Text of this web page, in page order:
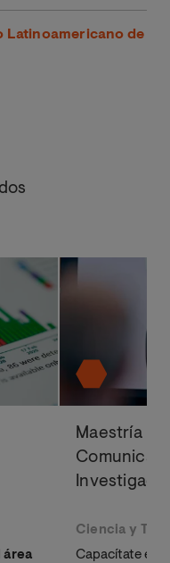
Latinoamericano de
área
Maestría
Ciencia y
Capacítate en